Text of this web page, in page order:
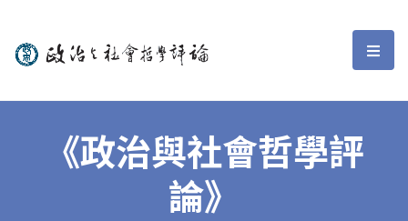
政治與社會哲學評論 選
《政治與社會哲學評
論》